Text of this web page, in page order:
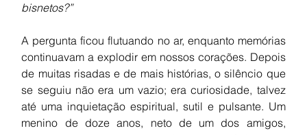
bisnetos?”
A pergunta ficou flutuando no ar, enquanto memórias
continuavam a explodir em nossos corações. Depois
de muitas risadas e de mais histórias, o silêncio que
se seguiu não era um vazio; era curiosidade, talvez
até uma inquietação espiritual, sutil e pulsante. Um
menino de doze anos, neto de um dos amigos,